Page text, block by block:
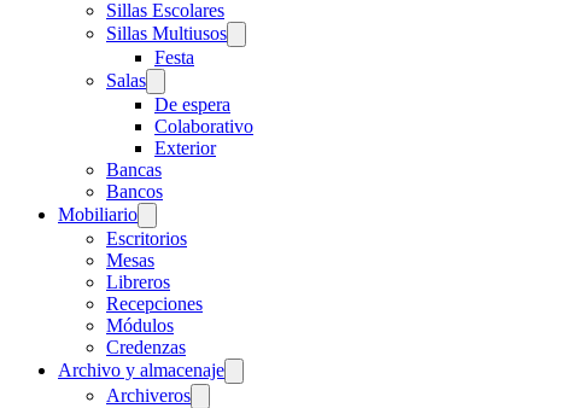
Sillas Escolares
Sillas Multiusos
Festa
Salas
De espera
Colaborativo
Exterior
Bancas
Bancos
Mobiliario
Escritorios
Mesas
Libreros
Recepciones
Módulos
Credenzas
Archivo y almacenaje
Archiveros